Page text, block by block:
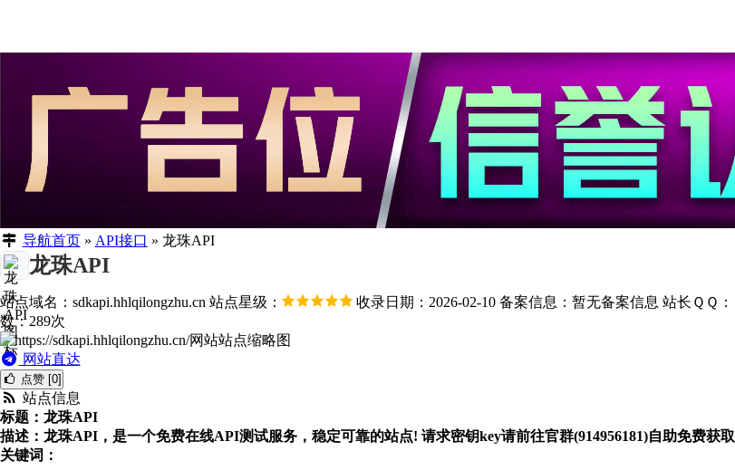
导航首页» API接口 » 龙珠API
龙珠API
站点域名：sdkapi.hhlqilongzhu.cn 站点星级： 收录日期：2026-02-10 备案信息： 暂无备案信息 站长ＱＱ：
数：289次
网站直达
点赞 [0]
站点信息
标题：龙珠API
描述：龙珠API，是一个免费在线API测试服务，稳定可靠的站点! 请求密钥key请前往官群(914956181)自助免费获取
关键词：